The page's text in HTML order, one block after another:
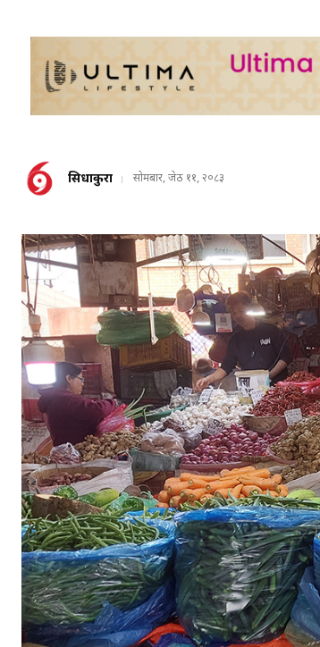
सिधाकुरा सोमबार, जेठ ११, २०८३